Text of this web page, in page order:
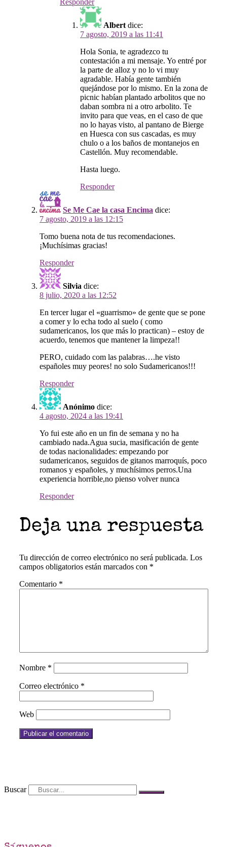
Responder
Albert dice:
7 agosto, 2019 a las 11:41
Hola Sonia, te agradezco tu
contestación a mi mensaje. Yo entré por
la parte de alloz y no lo vi muy
agradable. Había gente también
quejándose por lo mismo. En la zona de
picnic habían plantado arbolitos que no
daban sombra ni a otro arbolito. Te
invito para que veas, en el caso de que
no lo hayas visto, al pantano de Bierge
en Huesca con sus cascadas, es muy
chulo o a los baños de montanejos en
Castellón. Muy recomendable.
Hasta luego.
Responder
Se Me Cae la casa Encima dice:
7 agosto, 2019 a las 12:15
Tomo buena nota de tus recomendaciones.
¡Muchísimas gracias!
Responder
Silvia dice:
8 julio, 2020 a las 12:52
En tercer lugar el «guarrismo» de gente que se pone
a comer y lo echa todo al suelo ( como
sudamericanos, los que más lo practican) – estoy de
acuerdo, tenemos que mantener la limpeza!!
PERO, cuidado com las palabras….he visto
españoles muy peores! no solo Sudamericanos!!!
Responder
Anónimo dice:
4 agosto, 2024 a las 19:41
Yo fui este año en un fin de semana y no ha
cambiado nada.Agua sucia, masificación de gente
de todas nacionalidades: empezando por
sudamericanos, seguidos de gitanos marroquís, poco
romanos y españoles, y muchísimos perros.Una
experiencia horrible,no pienso volver nunca
Responder
Deja una respuesta
Tu dirección de correo electrónico no será publicada. Los
campos obligatorios están marcados con *
Comentario *
Nombre *
Correo electrónico *
Web
Buscar